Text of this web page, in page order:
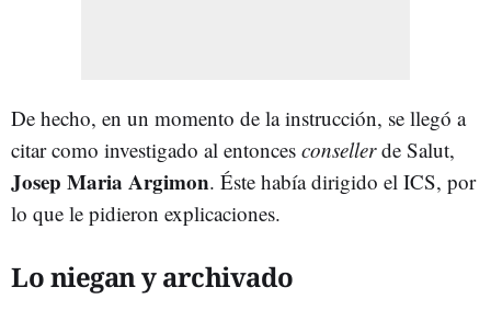
De hecho, en un momento de la instrucción, se llegó a
citar como investigado al entonces consellerde Salut,
Josep Maria Argimon. Éste había dirigido el ICS, por
lo que le pidieron explicaciones.
Lo niegan y archivado